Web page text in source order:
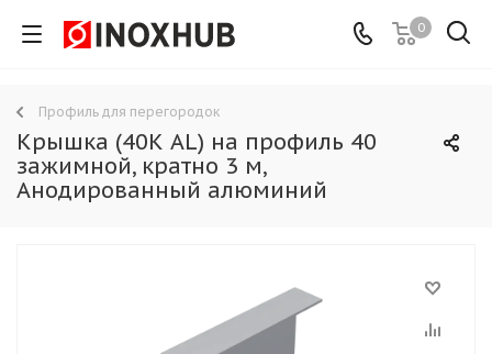
0
Профиль для перегородок
Крышка (40К AL) на профиль 40
зажимной, кратно 3 м,
Анодированный алюминий